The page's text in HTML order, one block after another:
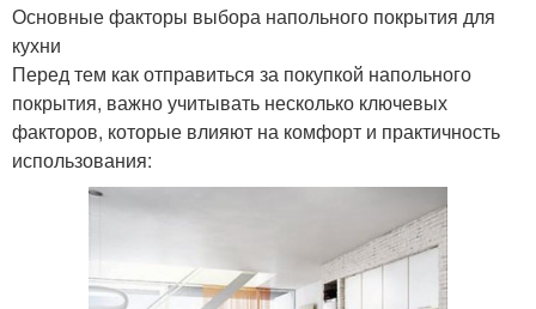
Основные факторы выбора напольного покрытия для
кухни
Перед тем как отправиться за покупкой напольного
покрытия, важно учитывать несколько ключевых
факторов, которые влияют на комфорт и практичность
использования: